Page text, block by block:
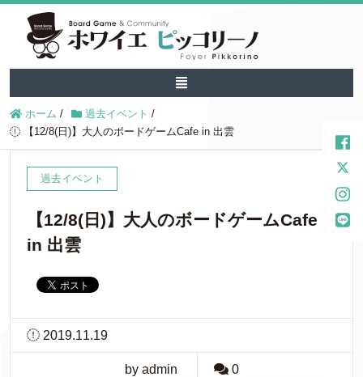
ホーム / 過去イベント /
【12/8(日)】大人のボードゲームCafe in 出雲
過去イベント
【12/8(日)】大人のボードゲームCafe
in 出雲
2019.11.19
by admin 0